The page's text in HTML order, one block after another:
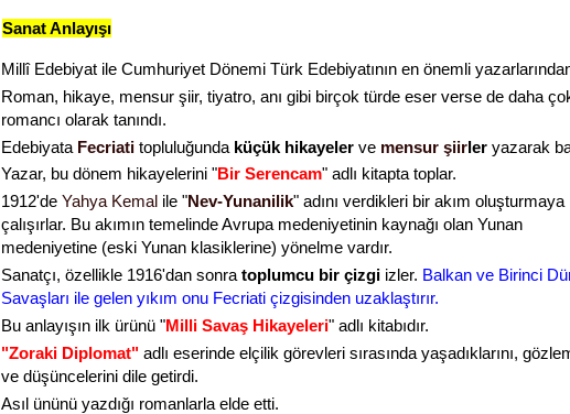
Sanat Anlayışı
Millî Edebiyat ile Cumhuriyet Dönemi Türk Edebiyatının en önemli
Roman, hikaye, mensur şiir, tiyatro, anı gibi birçok türde eser verse de daha
romancı olarak tanındı.
Edebiyata Fecriatitopluluğunda küçük hikayelerve mensur şiirleryazarak
Yazar, bu dönem hikayelerini "Bir Serencam" adlı kitapta toplar.
1912'de Yahya Kemalile "Nev-Yunanilik" adını verdikleri bir akım oluşturmaya
çalışırlar. Bu akımın temelinde Avrupa medeniyetinin kaynağı olan Yunan
medeniyetine (eski Yunan klasiklerine) yönelme vardır.
Sanatçı, özellikle 1916'dan sonra toplumcu bir çizgiizler. Balkan ve Birinci
Savaşları ile gelen yıkım onu Fecriati çizgisinden uzaklaştırır.
Bu anlayışın ilk ürünü "Milli Savaş Hikayeleri" adlı kitabıdır.
"Zoraki Diplomat"adlı eserinde elçilik görevleri sırasında yaşadıklarını,
ve düşüncelerini dile getirdi.
Asıl ününü yazdığı romanlarla elde etti.